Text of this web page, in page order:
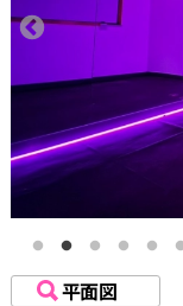
平面図